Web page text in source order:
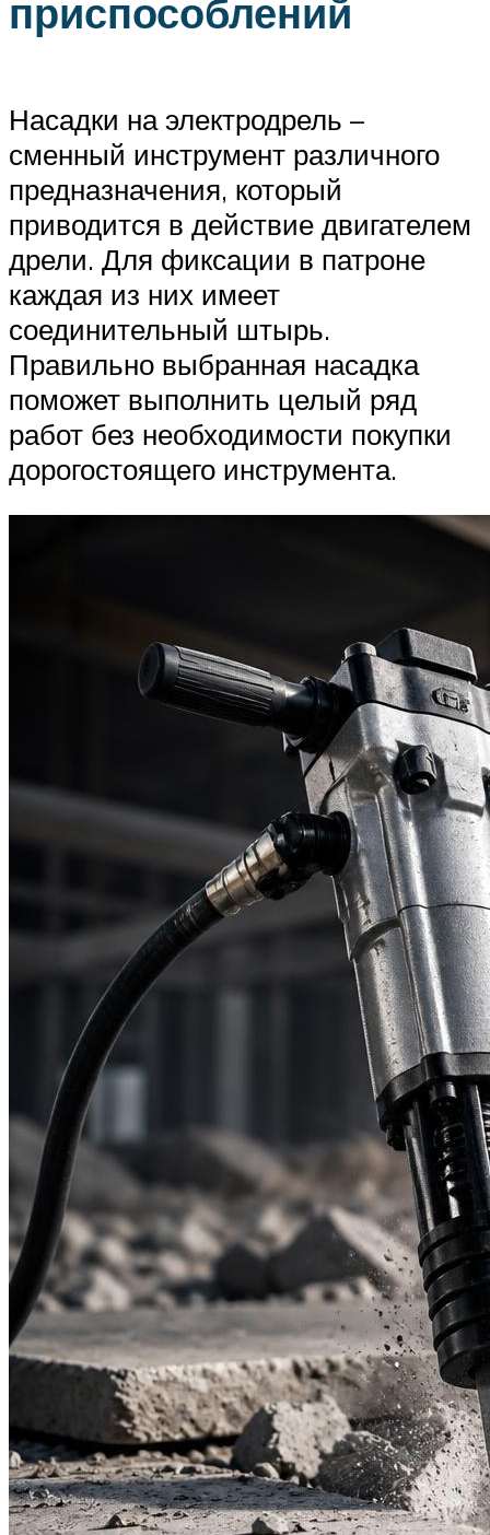
приспособлений
Насадки на электродрель –
сменный инструмент различного
предназначения, который
приводится в действие двигателем
дрели. Для фиксации в патроне
каждая из них имеет
соединительный штырь.
Правильно выбранная насадка
поможет выполнить целый ряд
работ без необходимости покупки
дорогостоящего инструмента.